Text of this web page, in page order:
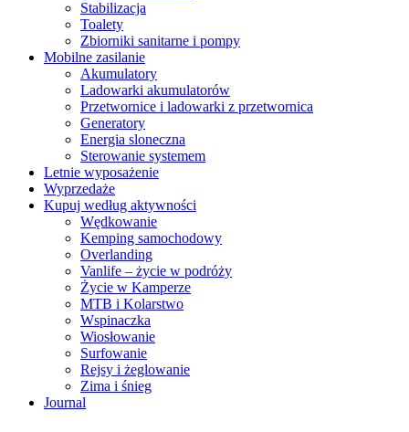
Stabilizacja
Toalety
Zbiorniki sanitarne i pompy
Mobilne zasilanie
Akumulatory
Ladowarki akumulatorów
Przetwornice i ladowarki z przetwornica
Generatory
Energia sloneczna
Sterowanie systemem
Letnie wyposażenie
Wyprzedaże
Kupuj według aktywności
Wędkowanie
Kemping samochodowy
Overlanding
Vanlife – życie w podróży
Życie w Kamperze
MTB i Kolarstwo
Wspinaczka
Wiosłowanie
Surfowanie
Rejsy i żeglowanie
Zima i śnieg
Journal